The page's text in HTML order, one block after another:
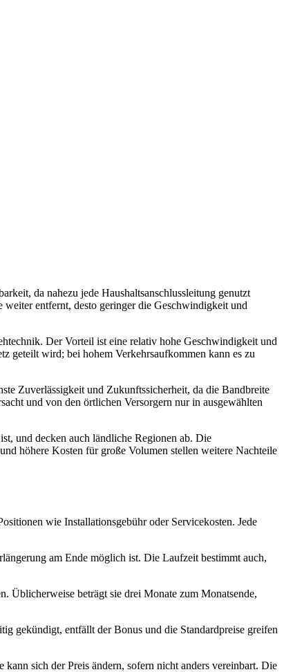
da nahezu jede Haushaltsanschlussleitung genutzt
entfernt, desto geringer die Geschwindigkeit und
Der Vorteil ist eine relativ hohe Geschwindigkeit und
geteilt wird; bei hohem Verkehrsaufkommen kann es zu
Zuverlässigkeit und Zukunftssicherheit, da die Bandbreite
und von den örtlichen Versorgern nur in ausgewählten
und decken auch ländliche Regionen ab. Die
höhere Kosten für große Volumen stellen weitere Nachteile
wie Installationsgebühr oder Servicekosten. Jede
am Ende möglich ist. Die Laufzeit bestimmt auch,
Üblicherweise beträgt sie drei Monate zum Monatsende,
gekündigt, entfällt der Bonus und die Standardpreise greifen
sich der Preis ändern, sofern nicht anders vereinbart. Die